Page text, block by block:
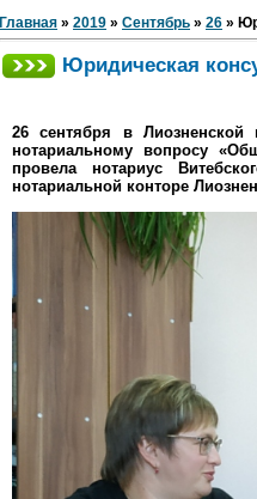
Главная » 2019 » Сентябрь » 26 »
Юридическая
26 сентября в Лиозненской
нотариальному вопросу
провела нотариус
нотариальной конторе